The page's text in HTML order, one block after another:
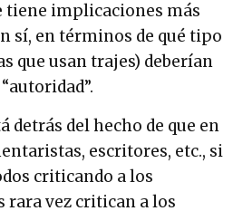
implicaciones más
sí, en términos de qué tipo
que usan trajes) deberían
detrás del hecho de que en
escritores, etc., si
criticando a los
rara vez critican a los